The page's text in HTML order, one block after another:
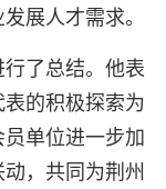
展人才需求。
了总结。他表
的积极探索为
单位进一步加
，共同为荆州